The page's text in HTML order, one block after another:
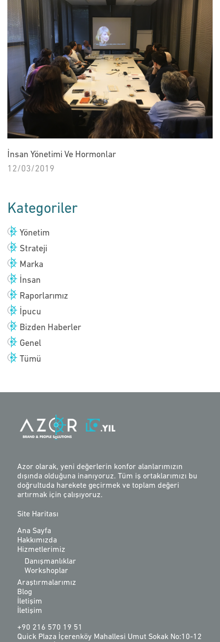
İnsan Yönetimi Ve Hormonlar
12/03/2019
Kategoriler
Yönetim
Strateji
Marka
İnsan
Raporlarımız
İpucu
Bizden Haberler
Genel
Tümü
Azor olarak, yeni değerlerin konfor alanlarımızın
dışında olduğuna inanıyoruz. Tüm iş ortaklarımızı bu
doğrultuda harekete geçirmek ve toplam değeri
artırmak için çalışıyoruz.
Site Haritası
Ana Sayfa
Hakkımızda
Hizmetlerimiz
Danışmanlıklar
Workshoplar
Araştırmalarımız
Blog
İletişim
İletişim
+90 216 570 19 51
Quick Plaza İçerenköy Mahallesi Umut Sokak No:10-12